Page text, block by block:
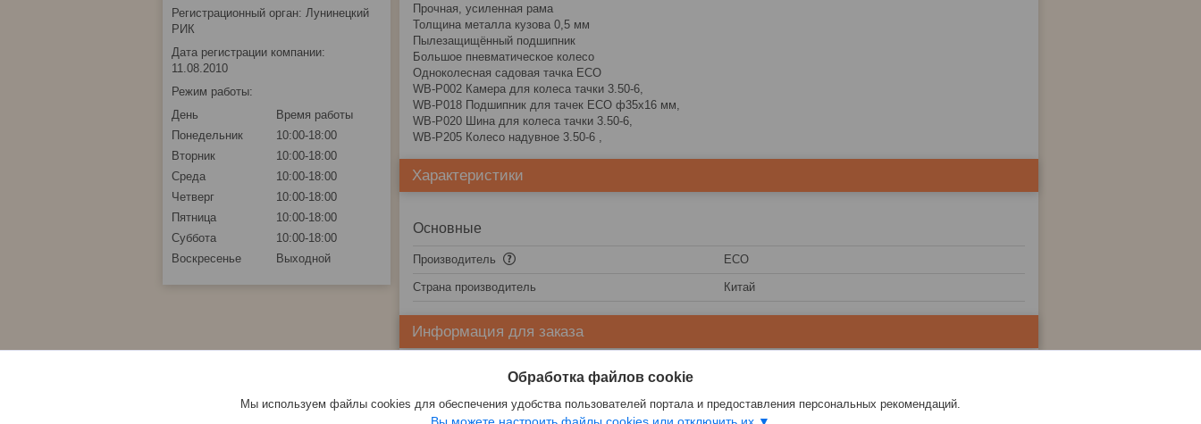
Прочная, усиленная рама
Толщина металла кузова 0,5 мм
Пылезащищённый подшипник
Большое пневматическое колесо
Одноколесная садовая тачка ECO
WB-P002 Камера для колеса тачки 3.50-6,
WB-P018 Подшипник для тачек ECO ф35x16 мм,
WB-P020 Шина для колеса тачки 3.50-6,
WB-P205 Колесо надувное 3.50-6 ,
Характеристики
Основные
Производитель ECO
Страна производитель Китай
Информация для заказа
Регистрационный орган: Лунинецкий
РИК
Дата регистрации компании:
11.08.2010
Режим работы:
День
Время работы
Понедельник
10:00-18:00
Вторник
10:00-18:00
Среда
10:00-18:00
Четверг
10:00-18:00
Пятница
10:00-18:00
Суббота
10:00-18:00
Воскресенье
Выходной
Обработка файлов cookie
Мы используем файлы cookies для обеспечения удобства пользователей портала и предоставления персональных рекомендаций.